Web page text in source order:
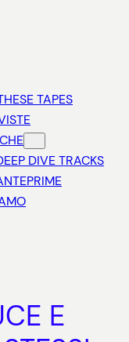
TAPES
DIVE TRACKS
E